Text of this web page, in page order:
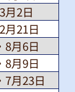
月2日
月21日
8月6日
8月9日
7月23日